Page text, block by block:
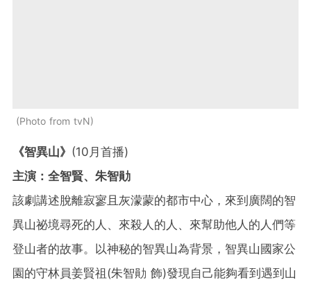
Photo from tvN
《智異山》 (10月首播)
主演：全智賢、朱智勛
該劇講述脫離寂寥且灰濛蒙的都市中心，來到廣闊的智
異山祕境尋死的人、來殺人的人、來幫助他人的人們等
登山者的故事。以神秘的智異山為背景，智異山國家公
園的守林員姜賢祖(朱智勛 飾)發現自己能夠看到遇到山